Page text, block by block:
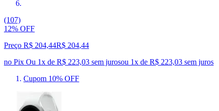
(107)
12% OFF
Preço R$ 204,44R$ 204,44
no Pix Ou 1x de R$ 223,03 sem jurosou 1x de R$ 223,03 sem juros
Cupom 10% OFF